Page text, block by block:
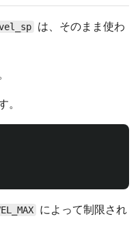
は、そのまま使わ
。
によって制限され